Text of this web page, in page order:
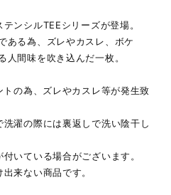
ンシルTEEシリーズが登場。
ある為、ズレやカスレ、ボケ
人間味を吹き込んだ一枚。
の為、ズレやカスレ等が発生致
濯の際には裏返しで洗い陰干し
いている場合がございます。
来ない商品です。